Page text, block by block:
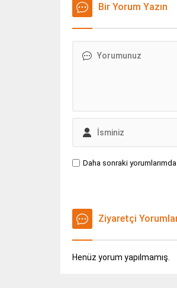
Bir Yorum Yazın
Daha sonraki
Ziyaretçi
Henüz yorum yapılmamış.